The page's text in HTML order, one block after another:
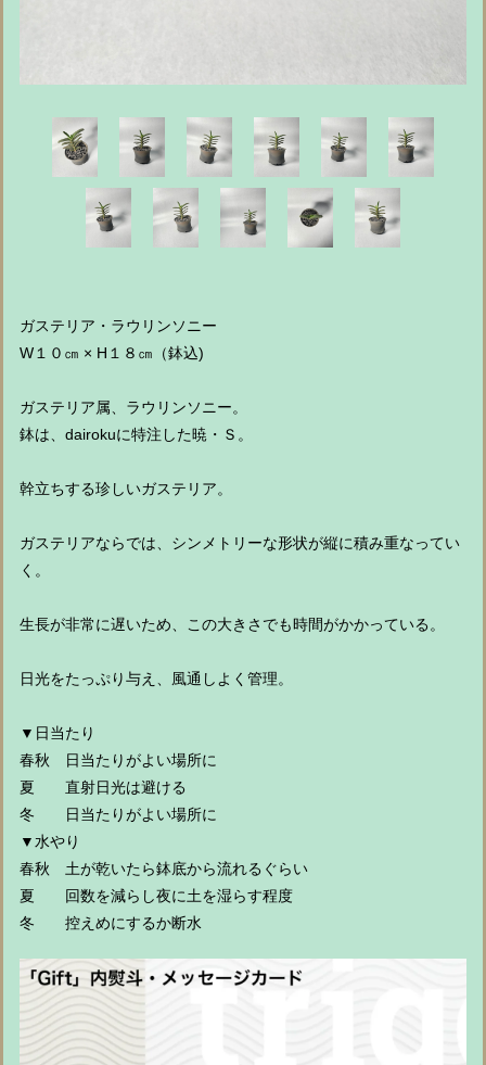
ガステリア・ラウリンソニー
W１０㎝ × H１８㎝（鉢込)
ガステリア属、ラウリンソニー。
鉢は、dairokuに特注した暁・Ｓ。
幹立ちする珍しいガステリア。
ガステリアならでは、シンメトリーな形状が縦に積み重なってい
く。
生長が非常に遅いため、この大きさでも時間がかかっている。
日光をたっぷり与え、風通しよく管理。
▼日当たり
春秋 日当たりがよい場所に
夏 直射日光は避ける
冬 日当たりがよい場所に
▼水やり
春秋 土が乾いたら鉢底から流れるぐらい
夏 回数を減らし夜に土を湿らす程度
冬 控えめにするか断水